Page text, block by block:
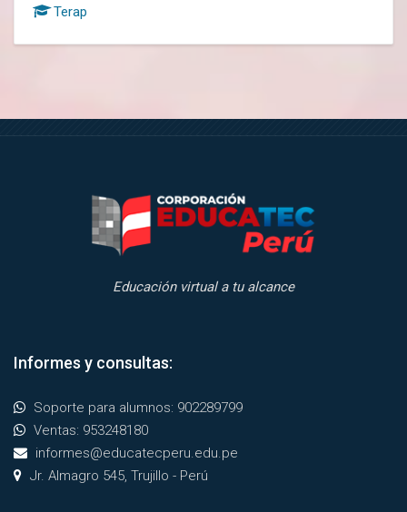
Terap
Educación virtual a tu alcance
Salta Informes y consultas:
Informes y consultas:
Soporte para alumnos: 902289799
Ventas: 953248180
informes@educatecperu.edu.pe
Jr. Almagro 545, Trujillo - Perú